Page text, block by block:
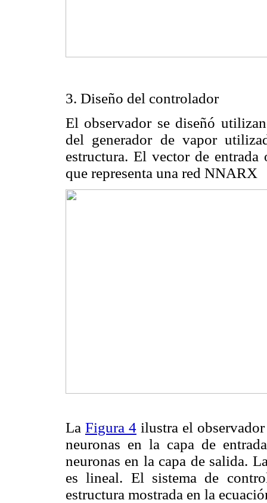
3. Diseño del controlador
El observador se diseñó
del generador de vapor
estructura. El vector de
que representa una red NNARX
La Figura 4ilustra el observador
neuronas en la capa de
neuronas en la capa de salida.
es lineal. El sistema de
estructura mostrada en la